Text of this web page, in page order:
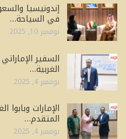
إندونيسيا
في السياحة…
نوفمبر 10, 2025
السفير
الغربية…
نوفمبر 4, 2025
الإمارات وبابوا
المتقدم…
نوفمبر 4, 2025